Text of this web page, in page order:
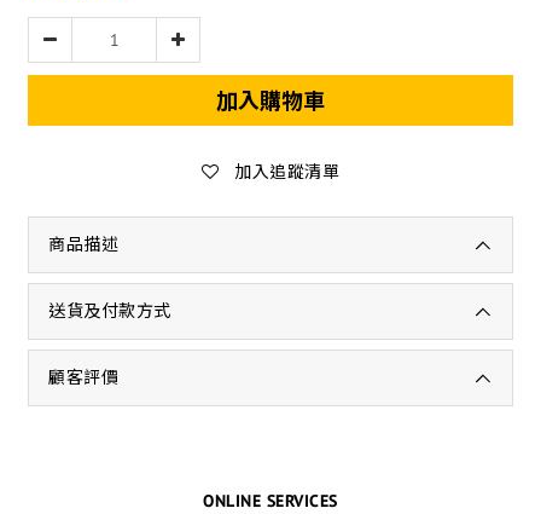
加入購物車
加入追蹤清單
商品描述
送貨及付款方式
顧客評價
ONLINE SERVICES